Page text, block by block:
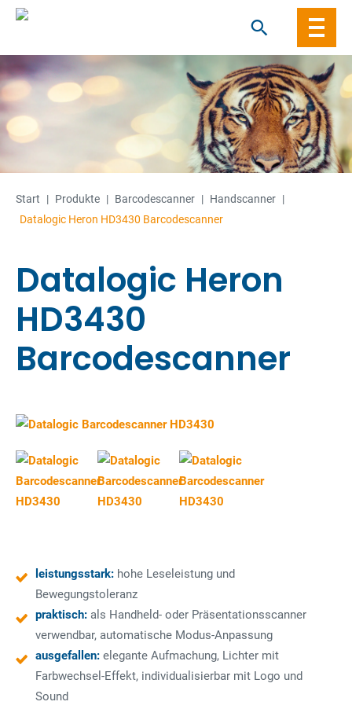
to
content
Start | Produkte | Barcode­­scanner | Handscanner |
Datalogic Heron HD3430 Barcodescanner
Datalogic Heron
HD3430
Barcodescanner
leistungsstark: hohe Leseleistung und
Bewegungstoleranz
praktisch: als Handheld- oder Präsentationsscanner
verwendbar, automatische Modus-Anpassung
ausgefallen: elegante Aufmachung, Lichter mit
Farbwechsel-Effekt, individualisierbar mit Logo und
Sound